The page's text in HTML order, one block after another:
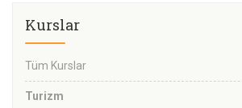
Kurslar
Tüm Kurslar
Turizm